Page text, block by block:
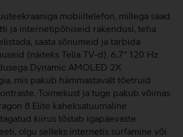
mobiiltelefon, millega saad
ja internetipõhiseid rakendusi, teha
saata sõnumeid ja tarbida
(näiteks Telia TV-d). 6,7'' 120 Hz
Dynamic AMOLED 2X
mis pakub hämmastavalt tõetruid
Toimekust ja tuge pakub võimas
8 Elite kaheksatuumaline
kiirus tõstab igapäevaste
olgu selleks internetis surfamine või